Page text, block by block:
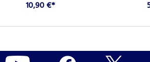
10,90 €*